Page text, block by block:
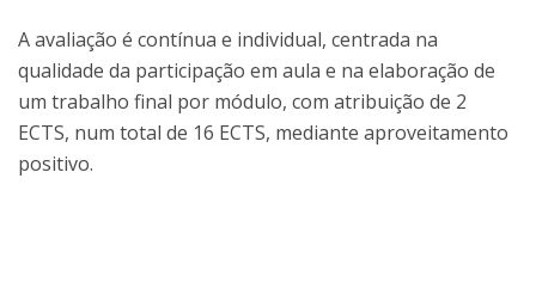
A avaliação é contínua e individual, centrada na
qualidade da participação em aula e na elaboração de
um trabalho final por módulo, com atribuição de 2
ECTS, num total de 16 ECTS, mediante aproveitamento
positivo.